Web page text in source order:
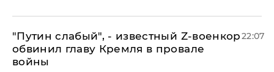
​"Путин слабый", - известный Z-военкор
обвинил главу Кремля в провале
войны
22:07